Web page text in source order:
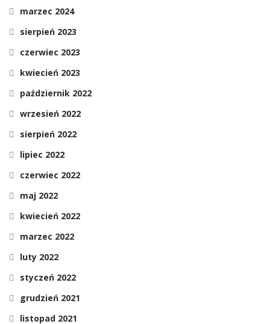
marzec 2024
sierpień 2023
czerwiec 2023
kwiecień 2023
październik 2022
wrzesień 2022
sierpień 2022
lipiec 2022
czerwiec 2022
maj 2022
kwiecień 2022
marzec 2022
luty 2022
styczeń 2022
grudzień 2021
listopad 2021